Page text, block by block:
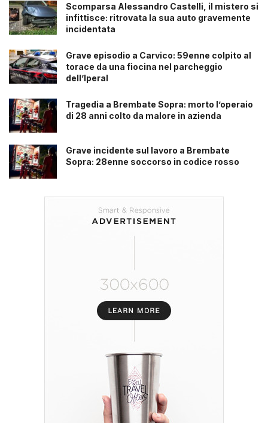
Scomparsa Alessandro Castelli, il mistero si
infittisce: ritrovata la sua auto gravemente
incidentata
Grave episodio a Carvico: 59enne colpito al
torace da una fiocina nel parcheggio
dell’Iperal
Tragedia a Brembate Sopra: morto l’operaio
di 28 anni colto da malore in azienda
Grave incidente sul lavoro a Brembate
Sopra: 28enne soccorso in codice rosso